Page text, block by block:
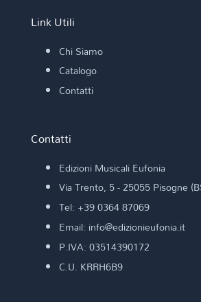
Link Utili
Chi Siamo
Catalogo
Contatti
Contatti
Edizioni Musicali Eufonia
Via Trento, 5 - 25055 Pisogne
Tel: +39 0364 87069
Email: info@edizionieufonia.it
P.IVA: 03514390172
C.U. KRRH6B9